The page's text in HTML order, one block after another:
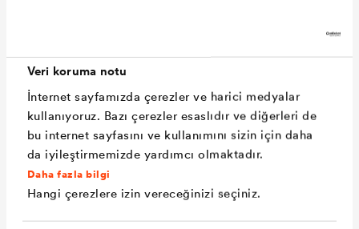
Veri koruma notu
İnternet sayfamızda çerezler ve harici medyalar
kullanıyoruz. Bazı çerezler esaslıdır ve diğerleri de
bu internet sayfasını ve kullanımını sizin için daha
da iyileştirmemizde yardımcı olmaktadır.
Daha fazla bilgi
Hangi çerezlere izin vereceğinizi seçiniz.
geçirgen PES elyaf.
Uygulama
kaplamalı eğimli çatıların ya da
kapalı derzli cephelerin su
yalıtımı için buhar geçirgen
örtü. Isı yalıtımı ile metal